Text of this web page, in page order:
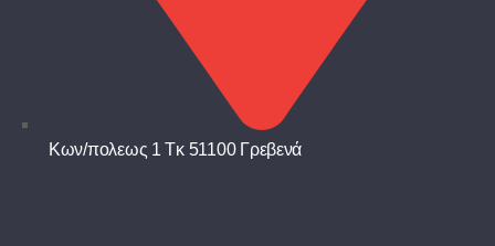
Κων/πολεως 1 Τκ 51100 Γρεβενά